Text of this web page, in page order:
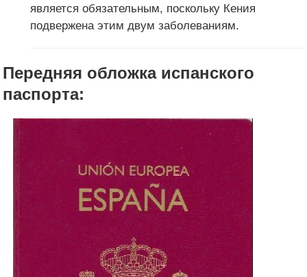
является обязательным, поскольку Кения
подвержена этим двум заболеваниям.
Передняя обложка испанского
паспорта: